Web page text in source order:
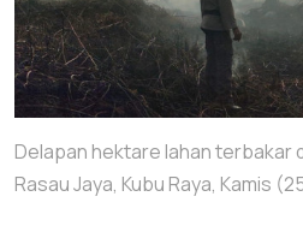
Delapan hektare lahan terbakar
Rasau Jaya, Kubu Raya, Kamis